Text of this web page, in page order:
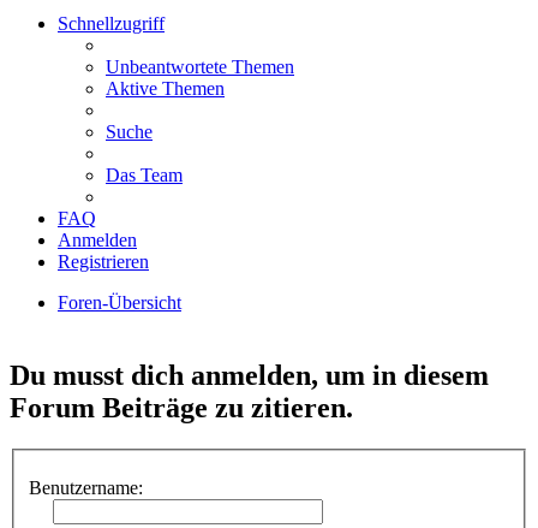
Schnellzugriff
Unbeantwortete Themen
Aktive Themen
Suche
Das Team
FAQ
Anmelden
Registrieren
Foren-Übersicht
Du musst dich anmelden, um in diesem
Forum Beiträge zu zitieren.
Benutzername: